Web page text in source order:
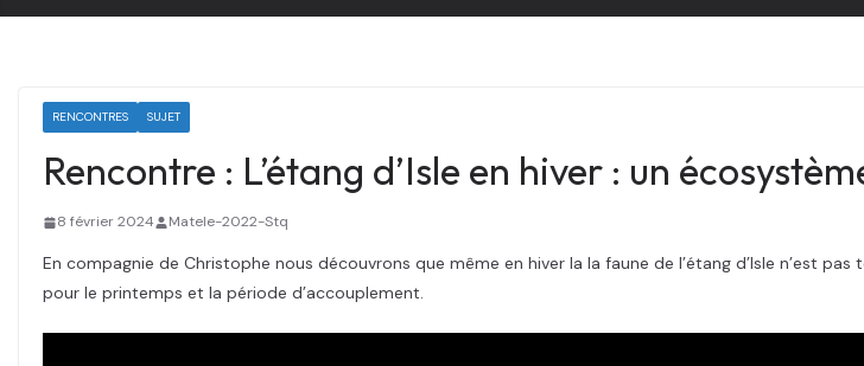
RENCONTRES SUJET
Rencontre : L’étang d’Isle en hiver : un
8 février 2024 Matele-2022-Stq
En compagnie de Christophe nous découvrons que même en hiver la la faune de l’étang d’Isle n’est
pour le printemps et la période d’accouplement.